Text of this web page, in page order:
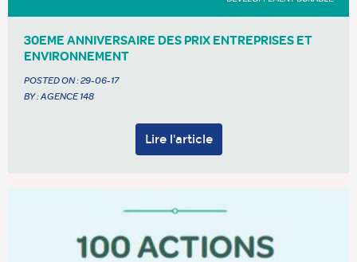
30EME ANNIVERSAIRE DES PRIX ENTREPRISES ET
ENVIRONNEMENT
POSTED ON :29-06-17
BY : AGENCE 148
Lire l'article